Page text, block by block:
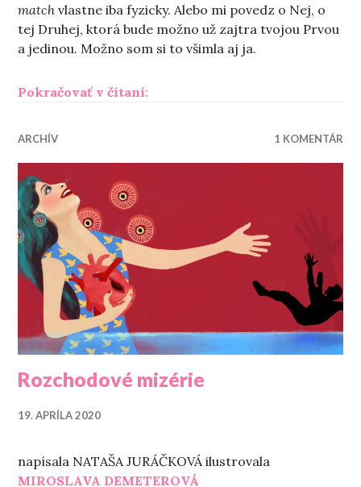
match vlastne iba fyzicky. Alebo mi povedz o Nej, o
tej Druhej, ktorá bude možno už zajtra tvojou Prvou
a jedinou. Možno som si to všimla aj ja.
Pokračovať v čítaní:„Rozíď sa so mnou. Zn.:
ARCHÍV 1 KOMENTÁR
Rozchodové mizérie
19. APRÍLA 2020
napísala NATAŠA JURÁČKOVÁ ilustrovala
MIROSLAVA DEMETEROVÁ